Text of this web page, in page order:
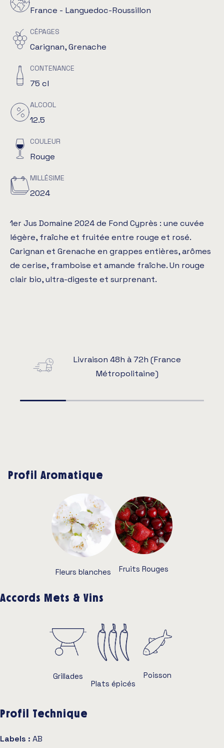
France - Languedoc-Roussillon
CÉPAGES
Carignan, Grenache
CONTENANCE
75 cl
ALCOOL
12.5
COULEUR
Rouge
MILLÉSIME
2024
1er Jus Domaine 2024 de Fond Cyprès : une cuvée
légère, fraîche et fruitée entre rouge et rosé.
Carignan et Grenache en grappes entières, arômes
de cerise, framboise et amande fraîche. Un rouge
clair bio, ultra-digeste et surprenant.
Livraison 48h à 72h (France
Métropolitaine)
Profil Aromatique
Fleurs blanches Fruits Rouges
Accords Mets & Vins
Grillades
Plats épicés
Poisson
Profil Technique
Labels : AB